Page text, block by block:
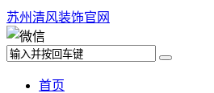
苏州清风装饰官网
首页